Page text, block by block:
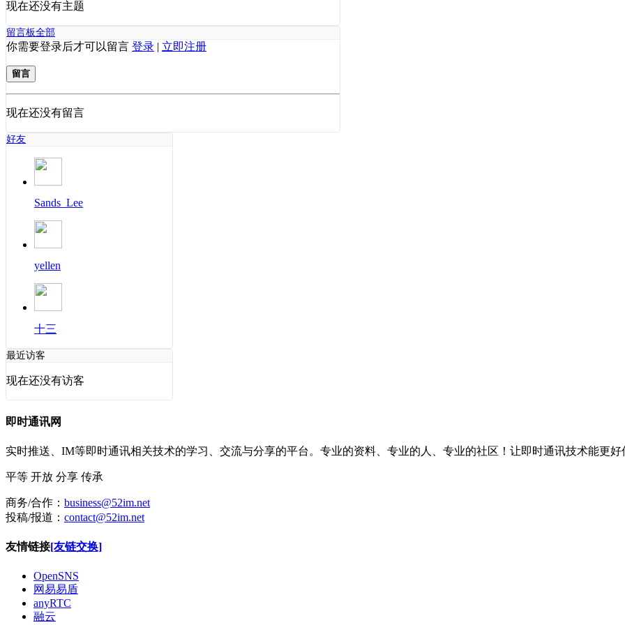
现在还没有主题
留言板全部
你需要登录后才可以留言 登录 | 立即注册
留言
现在还没有留言
好友
Sands_Lee
yellen
十三
最近访客
现在还没有访客
即时通讯网
实时推送、IM等即时通讯相关技术的学习、交流与分享的平台。专业的资料、专业的人、专业的社区！让即时通讯技术能更好
平等 开放 分享 传承
商务/合作： business@52im.net
投稿/报道： contact@52im.net
友情链接[友链交换]
OpenSNS
网易易盾
anyRTC
融云